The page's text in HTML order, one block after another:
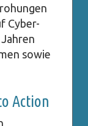
Cyber-
sowie
Action